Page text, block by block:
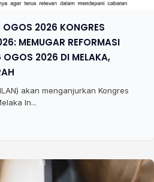
OGOS 2026 KONGRES
MEMUGAR REFORMASI
OGOS 2026 DI MELAKA,
akan menganjurkan Kongres
In...